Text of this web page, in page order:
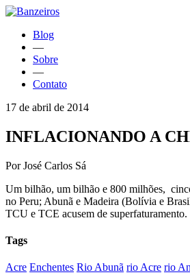
Blog
—
Sobre
—
Contato
17 de abril de 2014
INFLACIONANDO A
Por José Carlos Sá
Um bilhão, um bilhão e 800 milhões,
no Peru; Abunã e Madeira (Bolívia e
TCU e TCE acusem de superfaturamento.
Tags
Acre Enchentes Rio Abunã rio Acre rio